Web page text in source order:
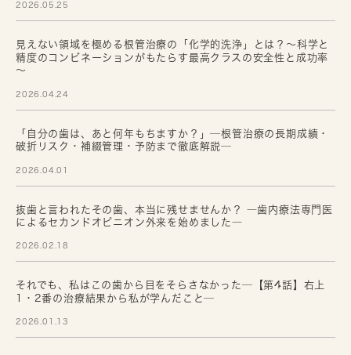
2026.05.25
見えない領域を極める根管治療の「化学的洗浄」とは？～科学と
精度のコンビネーションがもたらす最高クラスの安全性と成功率
～
2026.04.24
「自分の歯は、あと何年もちますか？」─根管治療の長期成績・
破折リスク・補綴管理・予防まで徹底解説─
2026.04.01
抜歯と言われたその歯、本当に残せませんか？ ―歯内療法専門医
によるセカンドオピニオン外来を始めました―
2026.02.18
それでも、私はこの歯から目をそらさなかった─【第4話】右上
1・2番の治療結果から私が学んだこと─
2026.01.13